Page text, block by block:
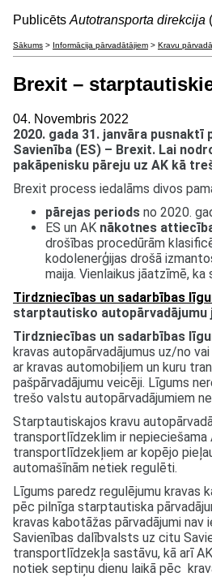
Publicēts Autotransporta direkcija (
Sākums > Informācija pārvadātājiem > Kravu
Brexit –
04. Novembris 2022
2020. gada 31. janvāra
Savienība (ES) – Brexit. Lai
pakāpenisku pāreju uz AK kā
Brexit process iedalāms divos
pārejas periods no 2020.
ES un AK nākotnes
drošības procedūrām
kodolenerģijas drošā
maija. Vienlaikus jāatzīmē,
Tirdzniecības un sadarbības
starptautisko autopārvadājumu
Tirdzniecības un sadarbības
kravas autopārvadājumus uz/no
ar kravas automobiļiem un kuru
pašpārvadājumu veicēji. Līgums
trešo valstu autopārvadājumiem
Starptautiskajos kravu
transportlīdzeklim ir
transportlīdzekļiem ar kopējo
automašīnām netiek regulēti.
Līgums paredz regulējumu kravas
pēc pilnīga starptautiska
kravas kabotāžas pārvadājumi nav
Savienības dalībvalsts uz citu
transportlīdzekļa sastāvu, kā arī
notiek septiņu dienu laikā pēc